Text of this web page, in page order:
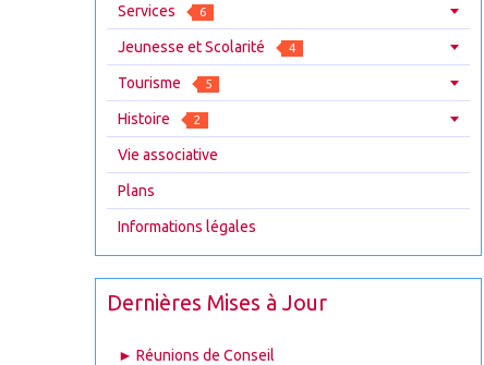
Services 6
Jeunesse et Scolarité 4
Tourisme 5
Histoire 2
Vie associative
Plans
Informations légales
Dernières Mises à Jour
► Réunions de Conseil